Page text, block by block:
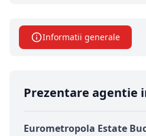
Informatii generale
Prezentare agentie
Eurometropola Estate